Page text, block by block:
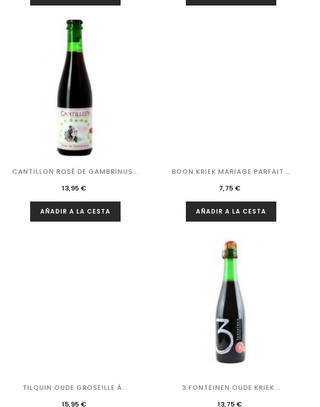
CANTILLON ROSÉ DE GAMBRINUS...
Precio
13,95 €
AÑADIR A LA CESTA
BOON KRIEK MARIAGE PARFAIT...
Precio
7,75 €
AÑADIR A LA CESTA
TILQUIN OUDE GROSEILLE À...
Precio
15,95 €
3 FONTEINEN OUDE KRIEK...
Precio
13,75 €